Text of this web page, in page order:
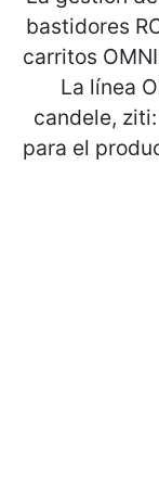
bastidores
carritos
La línea
candele,
para el